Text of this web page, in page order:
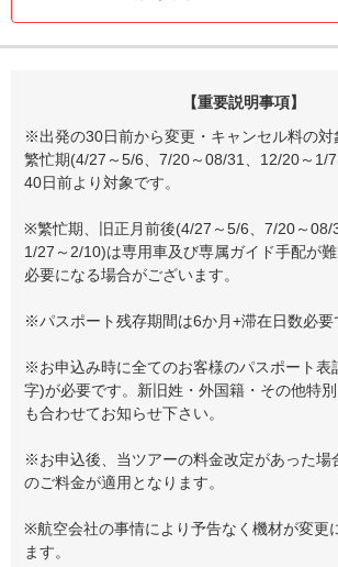
【重要説明事項】
※出発の30日前から変更・キャンセル料の対
繁忙期(4/27～5/6、7/20～08/31、12/20～1/
40日前より対象です。
※繁忙期、旧正月前後(4/27～5/6、7/20～08/
1/27～2/10)は専用車及び専属ガイド手配が
必要になる場合がございます。
※パスポート残存期間は6か月+滞在日数必要
※お申込み時に全てのお客様のパスポート表
字)が必要です。新旧姓・外国籍・その他特
も合わせてお知らせ下さい。
※お申込後、当ツアーの料金改定があった場
のご料金が適用となります。
※航空会社の事情により予告なく機材が変更
ます。